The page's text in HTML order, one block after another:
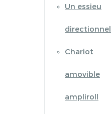
Un essieu
directionnel
Chariot
amovible
ampliroll